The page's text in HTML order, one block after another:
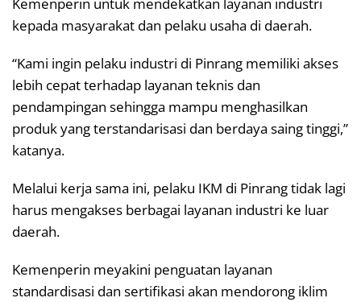
kepada masyarakat dan pelaku usaha di daerah.
“Kami ingin pelaku industri di Pinrang memiliki akses
lebih cepat terhadap layanan teknis dan
pendampingan sehingga mampu menghasilkan
produk yang terstandarisasi dan berdaya saing tinggi,”
katanya.
Melalui kerja sama ini, pelaku IKM di Pinrang tidak lagi
harus mengakses berbagai layanan industri ke luar
daerah.
Kemenperin meyakini penguatan layanan
standardisasi dan sertifikasi akan mendorong iklim